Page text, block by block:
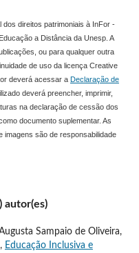
dos direitos patrimoniais à InFor -
a Distância da Unesp. A
ou para qualquer outra
de uso da licença Creative
deverá acessar a Declaração de
deverá preencher, imprimir,
na declaração de cessão dos
documento suplementar. As
imagens são de responsabilidade
autor(es)
Sampaio de Oliveira,
Educação Inclusiva e